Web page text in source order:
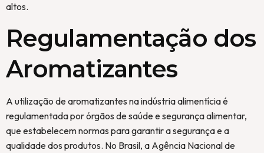
altos.
Regulamentação dos
Aromatizantes
A utilização de aromatizantes na indústria alimentícia é
regulamentada por órgãos de saúde e segurança alimentar,
que estabelecem normas para garantir a segurança e a
qualidade dos produtos. No Brasil, a Agência Nacional de